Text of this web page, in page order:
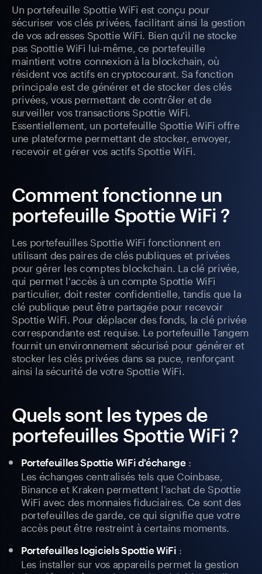
Un portefeuille Spottie WiFi est conçu pour
sécuriser vos clés privées, facilitant ainsi la gestion
de vos adresses Spottie WiFi. Bien qu'il ne stocke
pas Spottie WiFi lui-même, ce portefeuille
maintient votre connexion à la blockchain, où
résident vos actifs en cryptocourant. Sa fonction
principale est de générer et de stocker des clés
privées, vous permettant de contrôler et de
surveiller vos transactions Spottie WiFi.
Essentiellement, un portefeuille Spottie WiFi offre
une plateforme permettant de stocker, envoyer,
recevoir et gérer vos actifs Spottie WiFi.
Comment fonctionne un
portefeuille Spottie WiFi ?
Les portefeuilles Spottie WiFi fonctionnent en
utilisant des paires de clés publiques et privées
pour gérer les comptes blockchain. La clé privée,
qui permet l'accès à un compte Spottie WiFi
particulier, doit rester confidentielle, tandis que la
clé publique peut être partagée pour recevoir
Spottie WiFi. Pour déplacer des fonds, la clé privée
correspondante est requise. Le portefeuille Tangem
fournit un environnement sécurisé pour générer et
stocker les clés privées dans sa puce, renforçant
ainsi la sécurité de votre Spottie WiFi.
Quels sont les types de
portefeuilles Spottie WiFi ?
Portefeuilles Spottie WiFi d'échange:
Les échanges centralisés tels que Coinbase,
Binance et Kraken permettent l'achat de Spottie
WiFi avec des monnaies fiduciaires. Ce sont des
portefeuilles de garde, ce qui signifie que votre
accès peut être restreint à certains moments.
Portefeuilles logiciels Spottie WiFi :
Les installer sur vos appareils permet la gestion